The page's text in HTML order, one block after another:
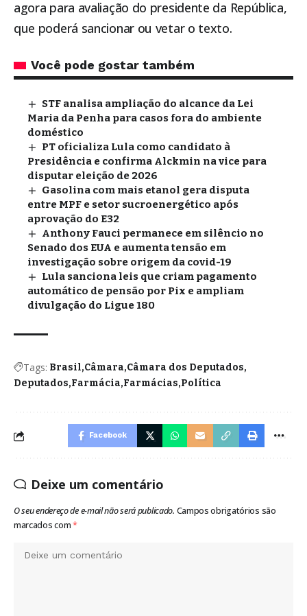
agora para avaliação do presidente da República,
que poderá sancionar ou vetar o texto.
Você pode gostar também
STF analisa ampliação do alcance da Lei
Maria da Penha para casos fora do ambiente
doméstico
PT oficializa Lula como candidato à
Presidência e confirma Alckmin na vice para
disputar eleição de 2026
Gasolina com mais etanol gera disputa
entre MPF e setor sucroenergético após
aprovação do E32
Anthony Fauci permanece em silêncio no
Senado dos EUA e aumenta tensão em
investigação sobre origem da covid-19
Lula sanciona leis que criam pagamento
automático de pensão por Pix e ampliam
divulgação do Ligue 180
Tags: Brasil Câmara Câmara dos Deputados
Deputados Farmácia Farmácias Política
Facebook
Deixe um comentário
O seu endereço de e-mail não será publicado. Campos obrigatórios são
marcados com*